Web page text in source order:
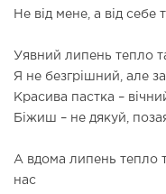
Не від мене, а від себе
Уявний липень тепло
Я не безгрішний, але
Красива пастка –
Біжиш – не дякуй,
А вдома липень тепло
нас